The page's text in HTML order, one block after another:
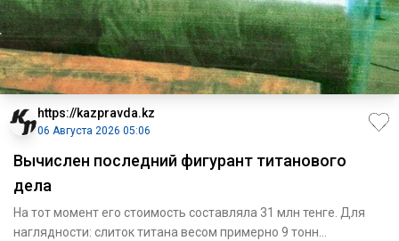
https://kazpravda.kz
06 Августа 2026 05:06
Вычислен последний фигурант титанового
дела
На тот момент его стоимость составляла 31 млн тенге. Для
наглядности: слиток титана весом примерно 9 тонн